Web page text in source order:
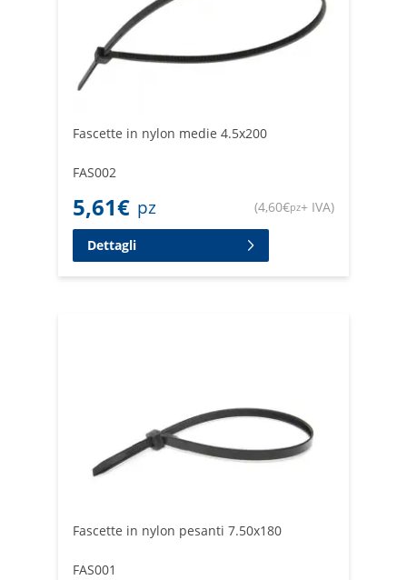
Fascette in nylon medie 4.5x200
FAS002
5,61€ pz (4,60€pz+ IVA)
Dettagli
Fascette in nylon pesanti 7.50x180
FAS001